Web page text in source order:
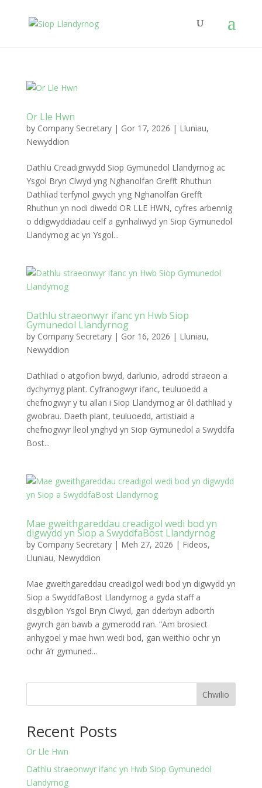
Or Lle Hwn
by Company Secretary| Gor 17, 2026 | Lluniau,
Newyddion
Dathlu Creadigrwydd Siop Gymunedol Llandyrnog ac
Ysgol Bryn Clwyd yng Nghanolfan Grefft Rhuthun
Dathliad terfynol gwych yng Nghanolfan Grefft
Rhuthun yn nodi diwedd OR LLE HWN, cyfres arbennig
o ddigwyddiadau celf a gynhaliwyd yn Siop Gymunedol
Llandyrnog ac yn Ysgol...
Dathlu straeonwyr ifanc yn Hwb Siop
Gymunedol Llandyrnog
by Company Secretary| Gor 16, 2026 | Lluniau,
Newyddion
Dathliad o atgofion bwyd, darlunio, adrodd straeon a
dychymyg plant. Cyfranogwyr ifanc, teuluoedd a
chefnogwyr y tu allan i Siop Llandyrnog ar ôl dathliad y
gwobrau. Daeth plant, teuluoedd, artistiaid a
chefnogwyr lleol ynghyd yn Siop Gymunedol a Swyddfa
Bost...
Mae gweithgareddau creadigol wedi bod yn
digwydd yn Siop a SwyddfaBost Llandyrnog
by Company Secretary| Meh 27, 2026 | Fideos,
Lluniau, Newyddion
Mae gweithgareddau creadigol wedi bod yn digwydd yn
Siop a SwyddfaBost Llandyrnog a gyda staff a
disgyblion Ysgol Bryn Clwyd, gan dderbyn adborth
gwyrch gan bawb a gymerodd ran. “Am brosiect
anhygoel y mae hwn wedi bod, gan weithio ochr yn
ochr â’r gymuned...
Chwilio
Recent Posts
Or Lle Hwn
Dathlu straeonwyr ifanc yn Hwb Siop Gymunedol
Llandyrnog